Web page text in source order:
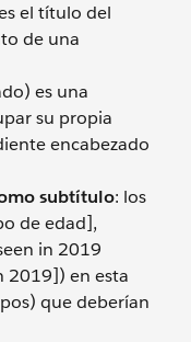
el título del
de una
es una
su propia
encabezado
subtítulo: los
de edad],
in 2019
2019]) en esta
que deberían